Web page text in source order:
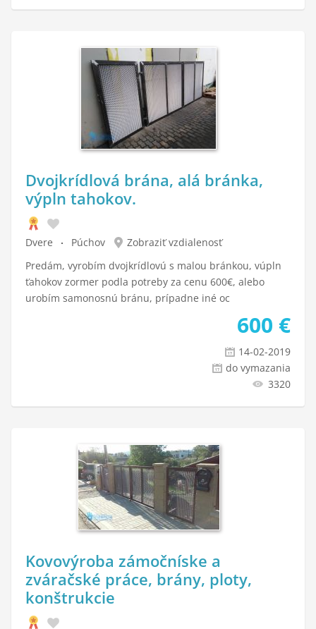
Dvojkrídlová brána, alá bránka,
výpln tahokov.
Dvere Púchov
Zobraziť vzdialenosť
Predám, vyrobím dvojkrídlovú s malou bránkou, vúpln
ťahokov zormer podla potreby za cenu 600€, alebo
urobím samonosnú bránu, prípadne iné oc
600 €
14-02-2019
do vymazania
3320
Kovovýroba zámočníske a
zváračské práce, brány, ploty,
konštrukcie